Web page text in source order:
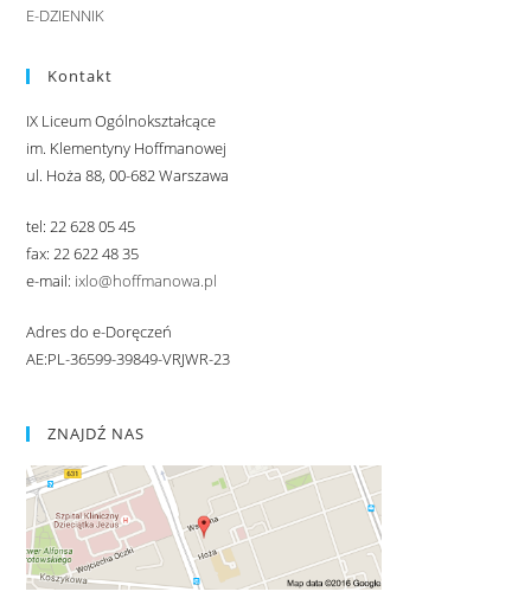
E-DZIENNIK
Kontakt
IX Liceum Ogólnokształcące
im. Klementyny Hoffmanowej
ul. Hoża 88, 00-682 Warszawa
tel: 22 628 05 45
fax: 22 622 48 35
e-mail: ixlo@hoffmanowa.pl
Adres do e-Doręczeń
AE:PL-36599-39849-VRJWR-23
ZNAJDŹ NAS